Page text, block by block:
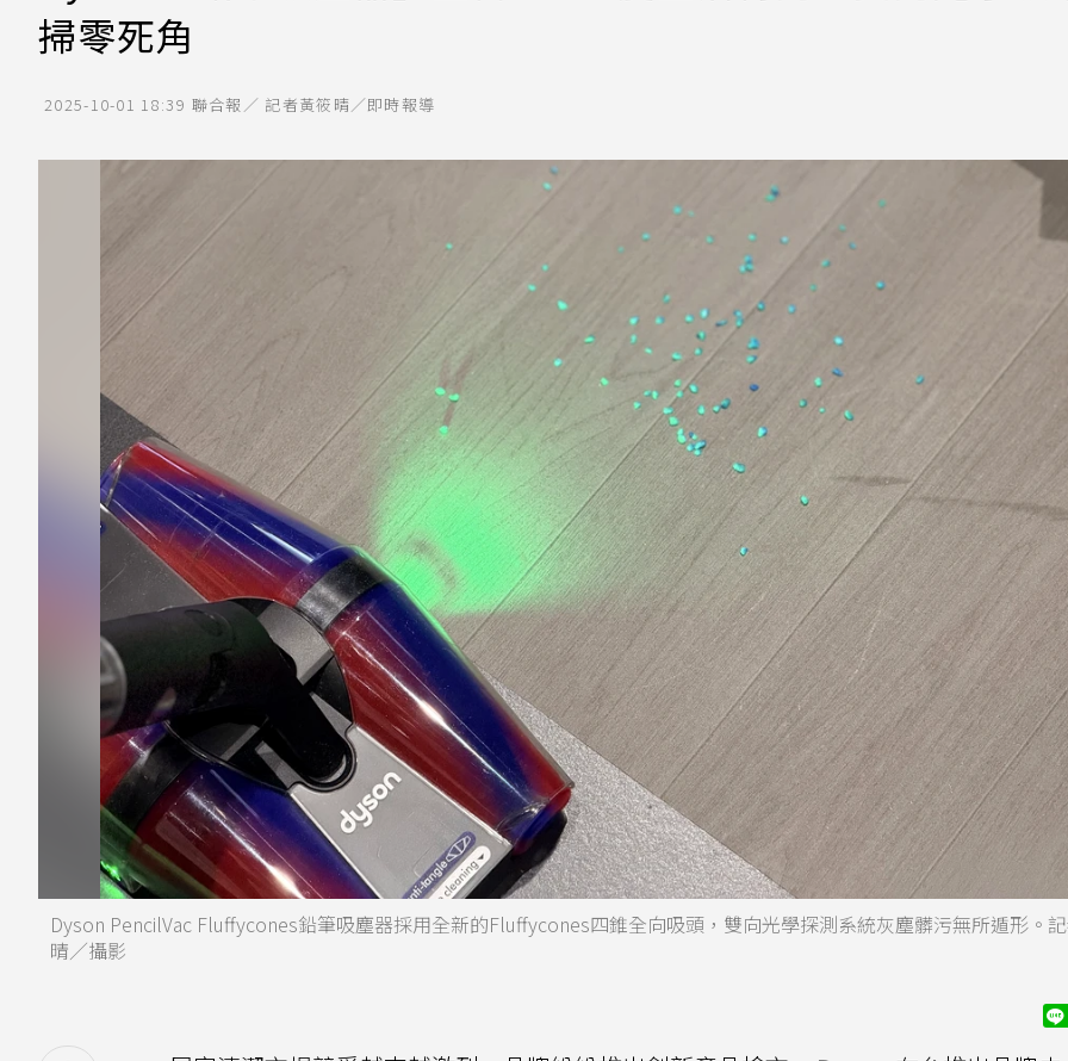
掃零死角
2025-10-01 18:39 聯合報／ 記者黃筱晴／即時報導
Dyson PencilVac Fluffycones鉛筆吸塵器採用全新的Fluffycones四錐全向吸頭，雙向光學探測系統灰塵髒污無所遁形。
晴／攝影